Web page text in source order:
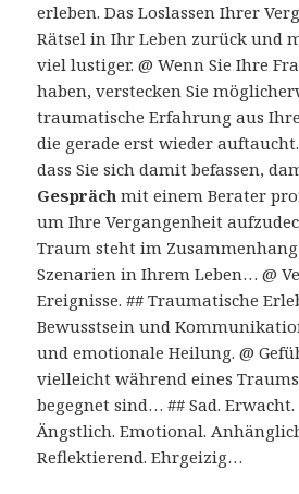
erleben. Das Loslassen Ihrer
Rätsel in Ihr Leben zurück und
viel lustiger. @ Wenn Sie Ihre
haben, verstecken Sie
traumatische Erfahrung aus
die gerade erst wieder
dass Sie sich damit befassen,
Gespräch mit einem Berater
um Ihre Vergangenheit
Traum steht im
Szenarien in Ihrem Leben… @
Ereignisse. ## Traumatische
Bewusstsein und
und emotionale Heilung. @
vielleicht während eines
begegnet sind… ## Sad. Erwacht.
Ängstlich. Emotional.
Reflektierend. Ehrgeizig…